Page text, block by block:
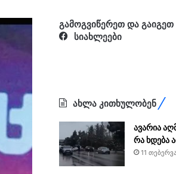
გამოგვიწერეთ და
სიახლეები
ახლა კითხულობენ
ავარია
რა ხდება
11